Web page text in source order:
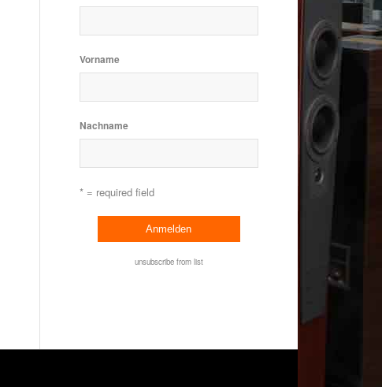
Vorname
Nachname
* = required field
unsubscribe from list